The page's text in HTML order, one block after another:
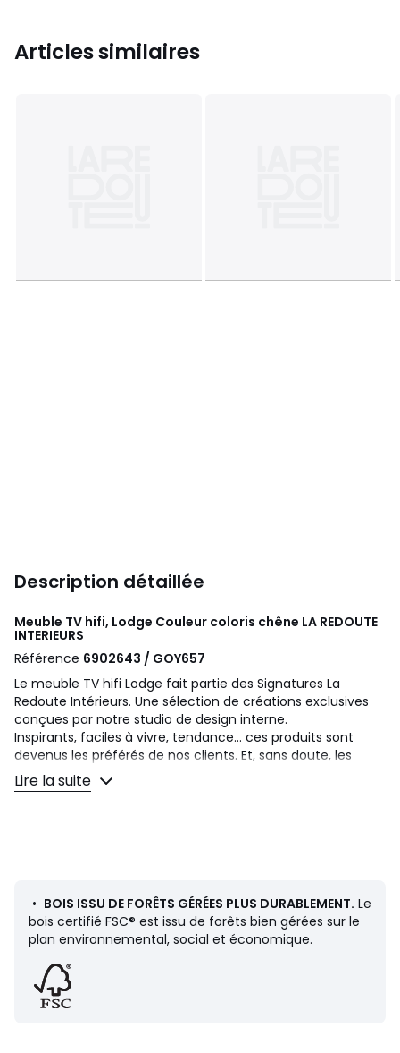
Articles similaires
Description détaillée
Meuble TV hifi, Lodge Couleur coloris chêne LA REDOUTE
INTERIEURS
Référence 6902643 / GOY657
Le meuble TV hifi Lodge fait partie des Signatures La
Redoute Intérieurs. Une sélection de créations exclusives
conçues par notre studio de design interne.
Inspirants, faciles à vivre, tendance... ces produits sont
devenus les préférés de nos clients. Et, sans doute, les
vôtres.
Description
• Caisson pré-assemblé MDF replaqué chêne finition
vernis nitrocellulosique
• Portes MDF plaqué chêne, épaisseur 18 mm
• Bois certifié FSC®
• Pieds en acier finition époxy
Lire la suite
• BOIS ISSU DE FORÊTS GÉRÉES PLUS DURABLEMENT. Le
bois certifié FSC® est issu de forêts bien gérées sur le
plan environnemental, social et économique.